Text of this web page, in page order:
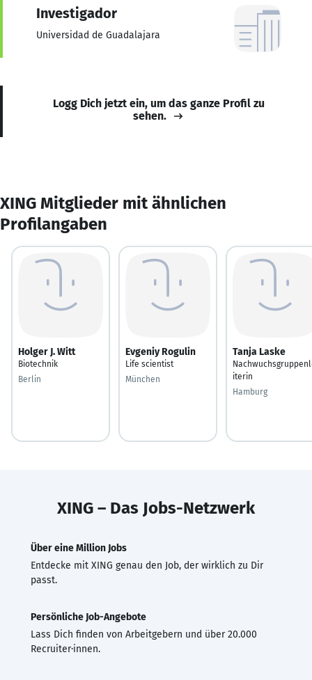
Investigador
Universidad de Guadalajara
Logg Dich jetzt ein, um das ganze Profil zu
sehen.
XING Mitglieder mit ähnlichen
Profilangaben
Holger J. Witt
Biotechnik
Berlin
Evgeniy Rogulin
Life scientist
München
Tanja Laske
iterin
Hamburg
XING – Das Jobs-Netzwerk
Über eine Million Jobs
Entdecke mit XING genau den Job, der wirklich zu Dir
passt.
Persönliche Job-Angebote
Lass Dich finden von Arbeitgebern und über 20.000
Recruiter·innen.